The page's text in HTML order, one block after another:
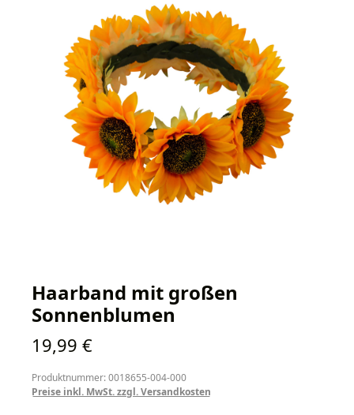
Haarband mit großen
Sonnenblumen
Regulärer Preis:
19,99 €
Produktnummer: 0018655-004-000
Preise inkl. MwSt. zzgl. Versandkosten